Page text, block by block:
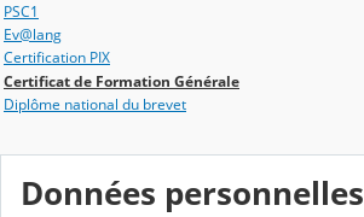
PSC1
Ev@lang
Certification PIX
Certificat de Formation Générale
Diplôme national du brevet
Données personnelles